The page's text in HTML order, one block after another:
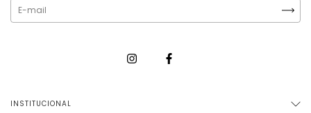
INSTITUCIONAL